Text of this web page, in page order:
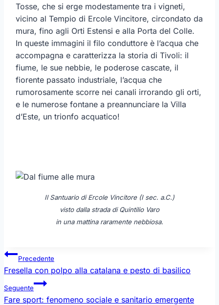
Tosse, che si erge modestamente tra i vigneti,
vicino al Tempio di Ercole Vincitore, circondato da
mura, fino agli Orti Estensi e alla Porta del Colle.
In queste immagini il filo conduttore è l’acqua che
accompagna e caratterizza la storia di Tivoli: il
fiume, le sue nebbie, le poderose cascate, il
fiorente passato industriale, l’acqua che
rumorosamente scorre nei canali irrorando gli orti,
e le numerose fontane a preannunciare la Villa
d’Este, un trionfo acquatico!
Il Santuario di Ercole Vincitore (I sec. a.C.)
visto dalla strada di Quintilio Varo
in una mattina raramente nebbiosa.
Navigazione
articoli
Precedente
Fresella con polpo alla catalana e pesto di basilico
Seguente
Fare sport: fenomeno sociale e sanitario emergente